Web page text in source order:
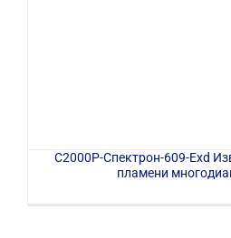
С2000Р-Спектрон-609-Exd
пламени